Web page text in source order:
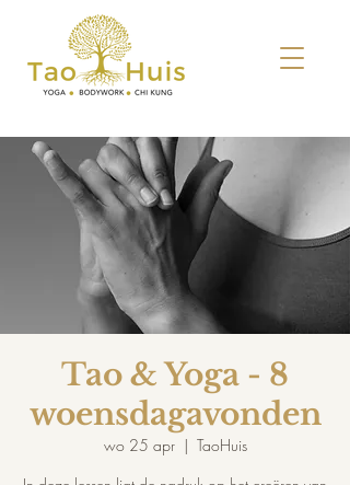
Tao & Yoga - 8
woensdagavonden
wo 25 apr
  |
TaoHuis